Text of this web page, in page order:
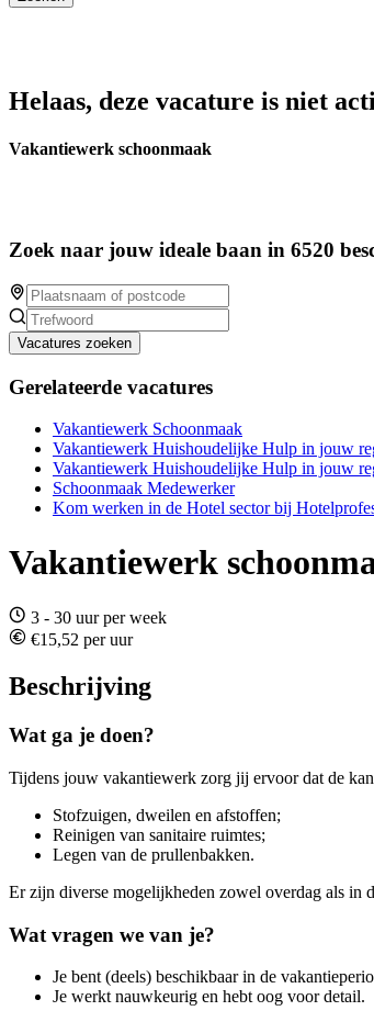
Helaas, deze vacature is niet
Vakantiewerk schoonmaak
Zoek naar jouw ideale baan in 6520
Vacatures zoeken
Gerelateerde vacatures
Vakantiewerk Schoonmaak
Vakantiewerk Huishoudelijke Hulp in jouw
Vakantiewerk Huishoudelijke Hulp in jouw
Schoonmaak Medewerker
Kom werken in de Hotel sector bij
Vakantiewerk
3 - 30 uur per week
€15,52 per uur
Beschrijving
Wat ga je doen?
Tijdens jouw vakantiewerk zorg jij ervoor dat de
Stofzuigen, dweilen en afstoffen;
Reinigen van sanitaire ruimtes;
Legen van de prullenbakken.
Er zijn diverse mogelijkheden zowel overdag als in
Wat vragen we van je?
Je bent (deels) beschikbaar in de
Je werkt nauwkeurig en hebt oog voor detail.